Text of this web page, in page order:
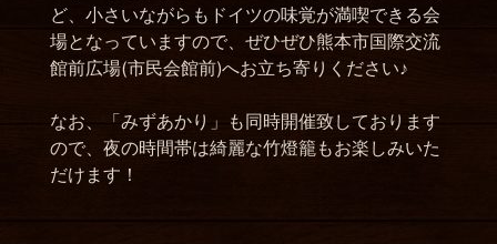
ど、小さいながらもドイツの味覚が満喫できる会
場となっていますので、ぜひぜひ熊本市国際交流
館前広場(市民会館前)へお立ち寄りください♪
なお、「みずあかり」も同時開催致しております
ので、夜の時間帯は綺麗な竹燈籠もお楽しみいた
だけます！